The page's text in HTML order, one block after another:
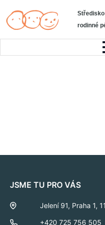
rodinné
JSME TU PRO VÁS
Jelení 91, Praha 1,
+420 725 756 505